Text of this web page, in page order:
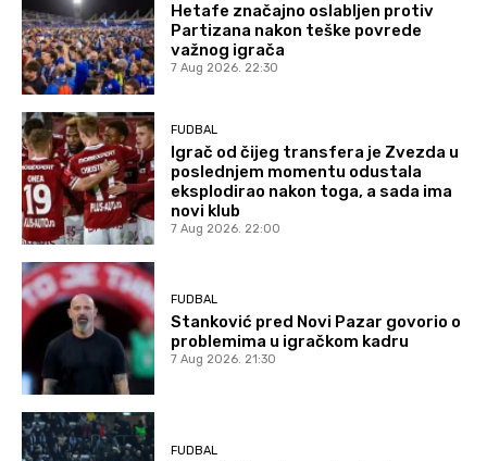
Hetafe značajno oslabljen protiv
Partizana nakon teške povrede
važnog igrača
7 Aug 2026. 22:30
FUDBAL
Igrač od čijeg transfera je Zvezda u
poslednjem momentu odustala
eksplodirao nakon toga, a sada ima
novi klub
7 Aug 2026. 22:00
FUDBAL
Stanković pred Novi Pazar govorio o
problemima u igračkom kadru
7 Aug 2026. 21:30
FUDBAL